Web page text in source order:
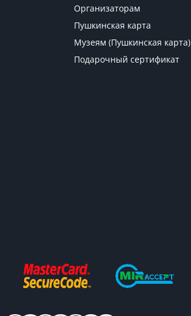
Организаторам
Пушкинская карта
Музеям (Пушкинская карта)
Подарочный сертификат